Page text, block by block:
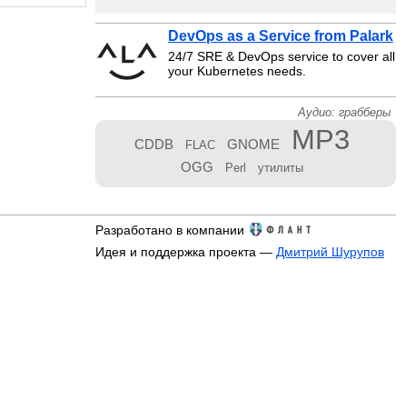
DevOps as a Service from Palark
24/7 SRE & DevOps service to cover all
your Kubernetes needs.
Аудио: грабберы
CDDB FLAC GNOME MP3
OGG Perl утилиты
Разработано в компании
Идея и поддержка проекта — Дмитрий Шурупов